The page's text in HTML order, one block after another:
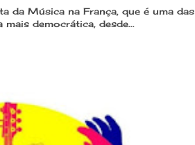
da Música na França, que é uma das
democrática, desde...